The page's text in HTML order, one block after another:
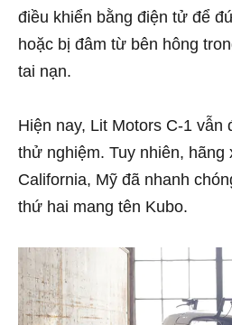
điều khiển bằng điện tử để
hoặc bị đâm từ bên hông
tai nạn.
Hiện nay, Lit Motors C-1 vẫn
thử nghiệm. Tuy nhiên, hãng
California, Mỹ đã nhanh
thứ hai mang tên Kubo.